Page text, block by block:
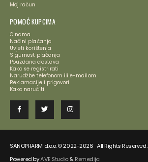
Moj račun
POMOĆ KUPCIMA
O nama
Načini plaćanja
Uvjeti korištenja
Sigurnost plaćanja
Pouzdana dostava
Kako se registrirati
Narudžbe telefonom ili e-mailom
Reklamacije i prigovori
Kako naručiti
SANOPHARM d.o.o. © 2022-2026 All Rights Reserved.
Powered byAVE Studio&Remedija